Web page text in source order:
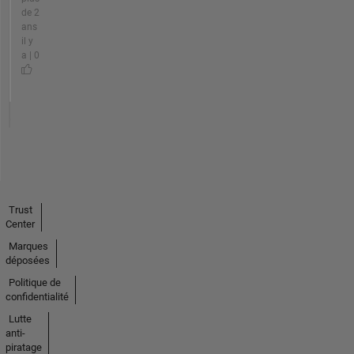
de 2
ans
il y
a | 0
Trust
Center
Marques
déposées
Politique de
confidentialité
Lutte
anti-
piratage